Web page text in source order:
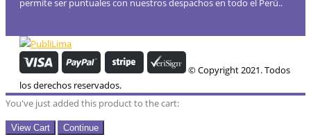
permite ser puntuales con nuestros despachos en todo el Perú..
© Copyright 2021. Todos
los derechos reservados.
You've just added this product to the cart:
View Cart Continue